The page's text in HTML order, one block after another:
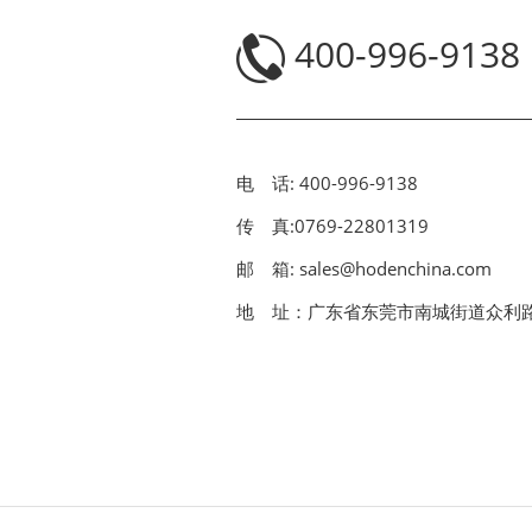
400-996-9138
电 话: 400-996-9138
传 真:0769-22801319
邮 箱: sales@hodenchina.com
地 址：广东省东莞市南城街道众利